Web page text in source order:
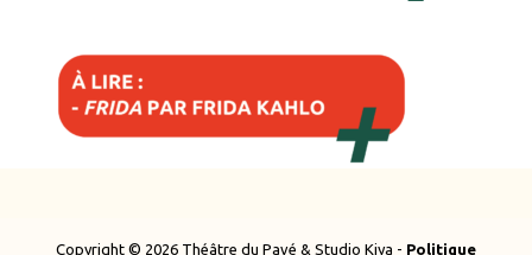
Copyright © 2026 Théâtre du Pavé & Studio Kiya - Politique